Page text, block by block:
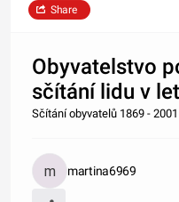
Share
Obyvatelstvo
sčítání lidu v
Sčítání obyvatelů 1869 - 2001
martina6969